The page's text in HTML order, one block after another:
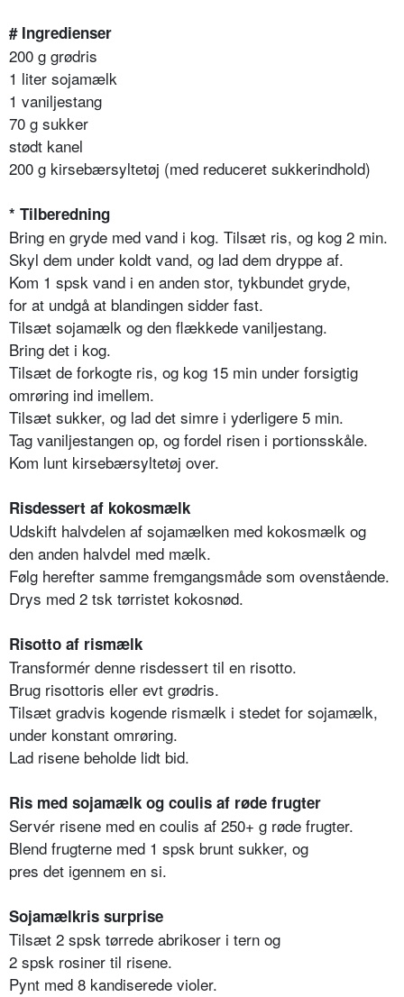
# Ingredienser
200 g grødris
1 liter sojamælk
1 vaniljestang
70 g sukker
stødt kanel
200 g kirsebærsyltetøj (med reduceret sukkerindhold)
* Tilberedning
Bring en gryde med vand i kog. Tilsæt ris, og kog 2 min.
Skyl dem under koldt vand, og lad dem dryppe af.
Kom 1 spsk vand i en anden stor, tykbundet gryde,
for at undgå at blandingen sidder fast.
Tilsæt sojamælk og den flækkede vaniljestang.
Bring det i kog.
Tilsæt de forkogte ris, og kog 15 min under forsigtig
omrøring ind imellem.
Tilsæt sukker, og lad det simre i yderligere 5 min.
Tag vaniljestangen op, og fordel risen i portionsskåle.
Kom lunt kirsebærsyltetøj over.
Risdessert af kokosmælk
Udskift halvdelen af sojamælken med kokosmælk og
den anden halvdel med mælk.
Følg herefter samme fremgangsmåde som ovenstående.
Drys med 2 tsk tørristet kokosnød.
Risotto af rismælk
Transformér denne risdessert til en risotto.
Brug risottoris eller evt grødris.
Tilsæt gradvis kogende rismælk i stedet for sojamælk,
under konstant omrøring.
Lad risene beholde lidt bid.
Ris med sojamælk og coulis af røde frugter
Servér risene med en coulis af 250+ g røde frugter.
Blend frugterne med 1 spsk brunt sukker, og
pres det igennem en si.
Sojamælkris surprise
Tilsæt 2 spsk tørrede abrikoser i tern og
2 spsk rosiner til risene.
Pynt med 8 kandiserede violer.